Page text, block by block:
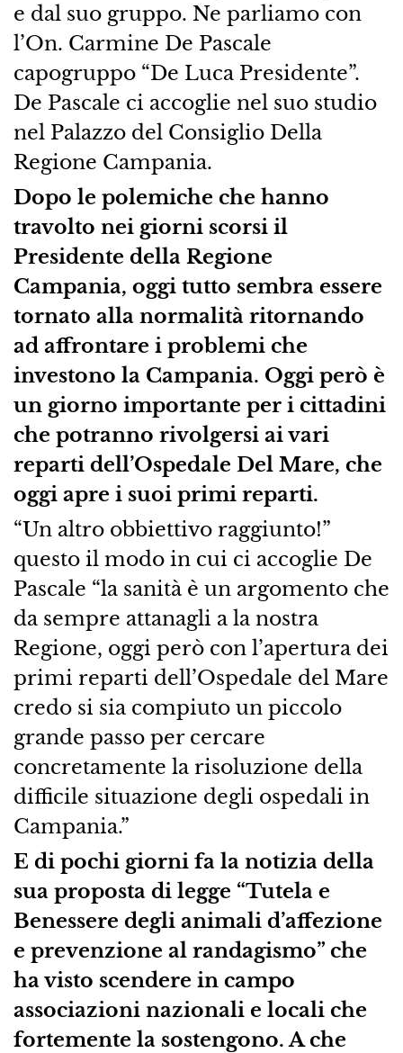
e dal suo gruppo. Ne parliamo con
l’On. Carmine De Pascale
capogruppo “De Luca Presidente”.
De Pascale ci accoglie nel suo studio
nel Palazzo del Consiglio Della
Regione Campania.
Dopo le polemiche che hanno
travolto nei giorni scorsi il
Presidente della Regione
Campania, oggi tutto sembra essere
tornato alla normalità ritornando
ad affrontare i problemi che
investono la Campania. Oggi però è
un giorno importante per i cittadini
che potranno rivolgersi ai vari
reparti dell’Ospedale Del Mare, che
oggi apre i suoi primi reparti.
“Un altro obbiettivo raggiunto!”
questo il modo in cui ci accoglie De
Pascale “la sanità è un argomento che
da sempre attanagli a la nostra
Regione, oggi però con l’apertura dei
primi reparti dell’Ospedale del Mare
credo si sia compiuto un piccolo
grande passo per cercare
concretamente la risoluzione della
difficile situazione degli ospedali in
Campania.”
E di pochi giorni fa la notizia della
sua proposta di legge “Tutela e
Benessere degli animali d’affezione
e prevenzione al randagismo” che
ha visto scendere in campo
associazioni nazionali e locali che
fortemente la sostengono. A che